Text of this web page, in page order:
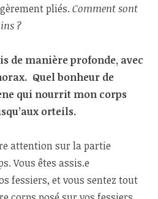
pliés.Comment sont
?
de manière profonde, avec
Quel bonheur de
qui nourrit mon corps
orteils.
attention sur la partie
Vous êtes assis.e
fessiers, et vous sentez tout